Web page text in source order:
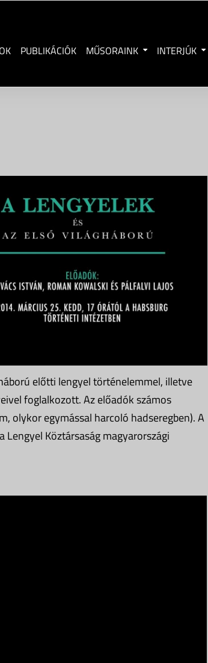
PUBLIKÁCIÓK MŰSORAINK INTERJÚK
előtti lengyel történelemmel, illetve
foglalkozott. Az előadók számos
olykor egymással harcoló hadseregben). A
Köztársaság magyarországi